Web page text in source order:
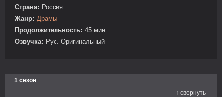
Страна: Россия
Жанр: Драмы
Продолжительность: 45 мин
Озвучка: Рус. Оригинальный
1 сезон
↑ свернуть